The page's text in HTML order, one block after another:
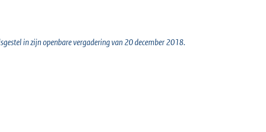
in zijn openbare vergadering van 20 december 2018.